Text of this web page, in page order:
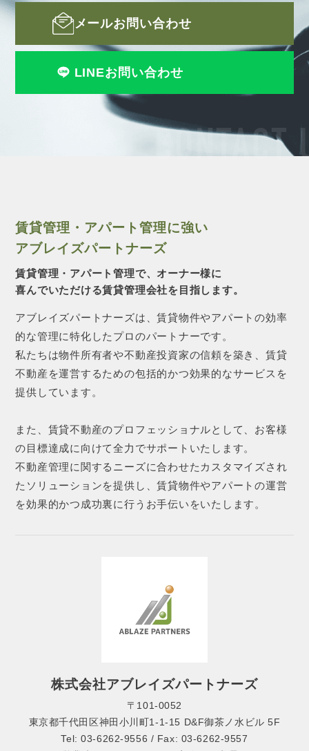
CONTACT
メールお問い合わせ
LINEお問い合わせ
賃貸管理・アパート管理に強い
アブレイズパートナーズ
賃貸管理・アパート管理で、オーナー様に
喜んでいただける賃貸管理会社を目指します。
アブレイズパートナーズは、賃貸物件やアパートの効率
的な管理に特化したプロのパートナーです。
私たちは物件所有者や不動産投資家の信頼を築き、賃貸
不動産を運営するための包括的かつ効果的なサービスを
提供しています。
また、賃貸不動産のプロフェッショナルとして、お客様
の目標達成に向けて全力でサポートいたします。
不動産管理に関するニーズに合わせたカスタマイズされ
たソリューションを提供し、賃貸物件やアパートの運営
を効果的かつ成功裏に行うお手伝いをいたします。
株式会社アブレイズパートナーズ
〒101-0052
東京都千代田区神田小川町1-1-15 D&F御茶ノ水ビル 5F
Tel: 03-6262-9556 / Fax: 03-6262-9557